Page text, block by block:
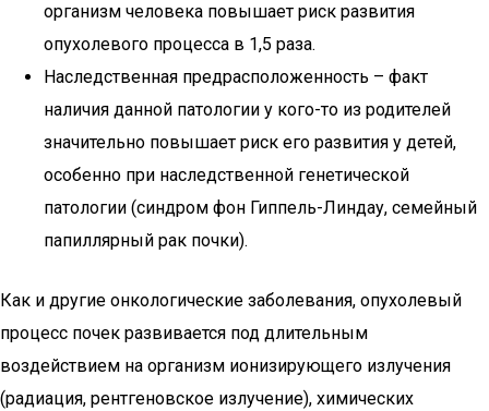
организм человека повышает риск развития
опухолевого процесса в 1,5 раза.
Наследственная предрасположенность – факт
наличия данной патологии у кого-то из родителей
значительно повышает риск его развития у детей,
особенно при наследственной генетической
патологии (синдром фон Гиппель-Линдау, семейный
папиллярный рак почки).
Как и другие онкологические заболевания, опухолевый
процесс почек развивается под длительным
воздействием на организм ионизирующего излучения
(радиация, рентгеновское излучение), химических